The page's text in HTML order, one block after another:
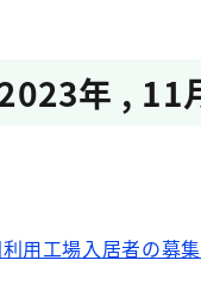
年 , 11
工場入居者の募集